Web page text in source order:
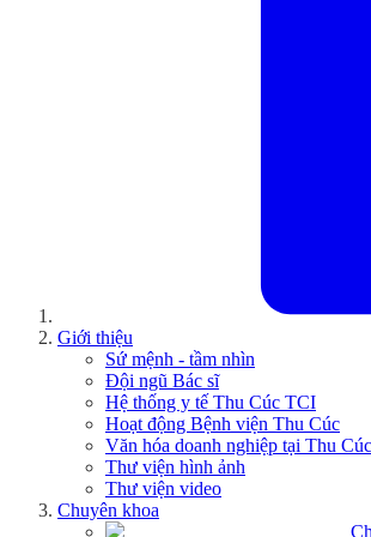
Giới thiệu
Sứ mệnh - tầm nhìn
Đội ngũ Bác sĩ
Hệ thống y tế Thu Cúc TCI
Hoạt động Bệnh viện Thu Cúc
Văn hóa doanh nghiệp tại Thu
Thư viện hình ảnh
Thư viện video
Chuyên khoa